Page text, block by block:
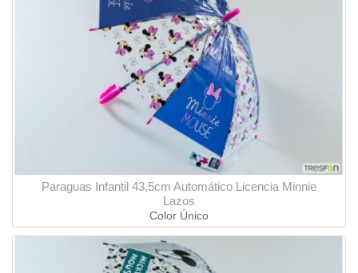
Paraguas Infantil 43,5cm Automático Licencia Minnie
Lazos
Color Único